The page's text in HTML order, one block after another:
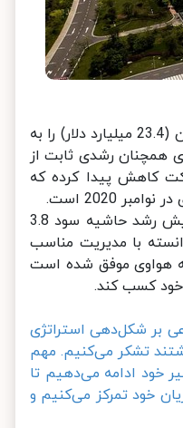
در سه ماهه اول سال 2021، شرکت هواوی درآمدی معادل 152.2 میلیارد یوآن (23.4 میلیارد دلار) را به
رشدی ثابت از
کاهش پیدا کرده که
است.
در این دوره، میزان سود خالص شرکت نیز 11.1 درصد گزارش شده که افزایش رشد حاشیه سود 3.8
با مدیریت مناسب
هواوی موفق شده است
بر شکل‌دهی استراتژی
تشکر می‌کنیم. مهم
ادامه می‌دهیم تا
خود تمرکز می‌کنیم و